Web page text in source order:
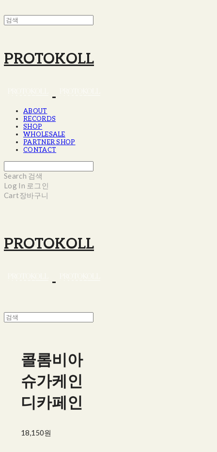
PROTOKOLL
ABOUT
RECORDS
SHOP
WHOLESALE
PARTNER SHOP
CONTACT
Search 검색
Log In 로그인
Cart장바구니
PROTOKOLL
콜롬비아
슈가케인
디카페인
18,150원